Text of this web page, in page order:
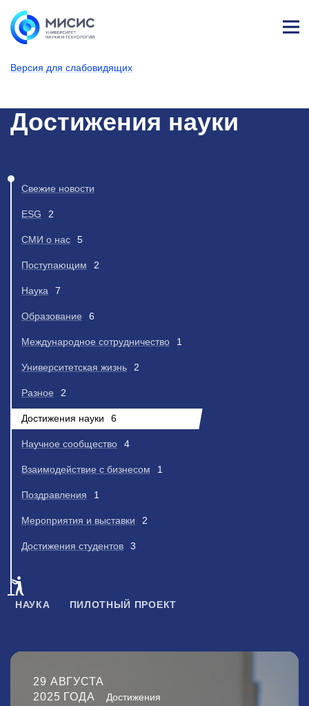
Версия для слабовидящих
т
Достижения науки
Свежие новости
ESG 2
СМИ о нас 5
Поступающим 2
Наука 7
Образование 6
Международное сотрудничество 1
Университетская жизнь 2
Разное 2
Достижения науки 6
Научное сообщество 4
Взаимодействие с бизнесом 1
Поздравления 1
Мероприятия и выставки 2
Достижения студентов 3
НАУКА ПИЛОТНЫЙ ПРОЕКТ
29 АВГУСТА
2025 ГОДА
Достижения